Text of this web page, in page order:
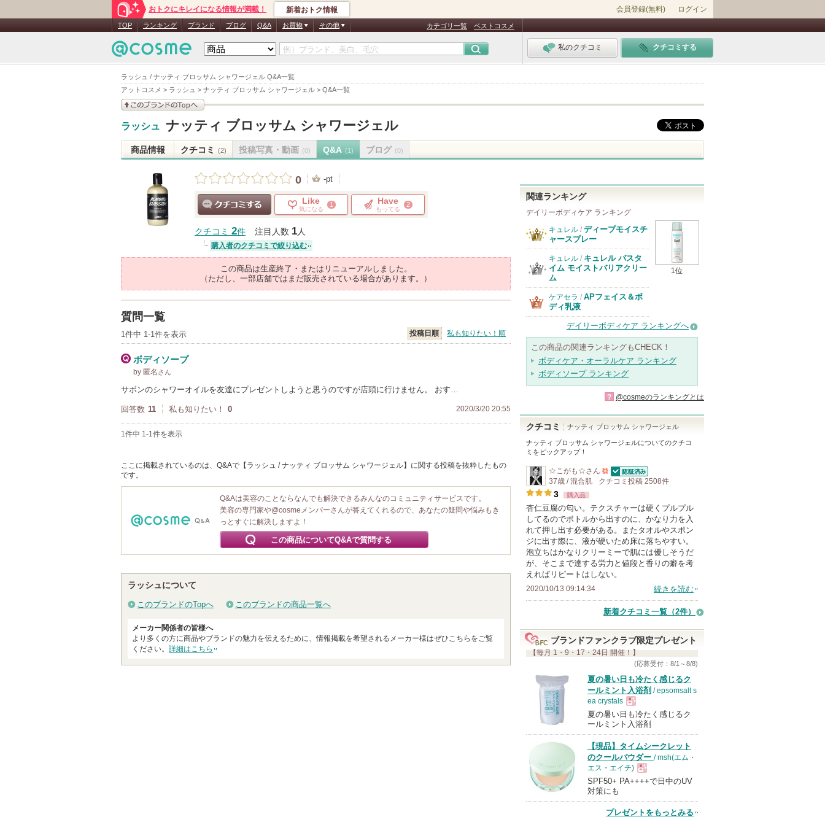
ラッシュ / ナッティ ブロッサム シャワージェル Q&A一覧
アットコスメ > ラッシュ > ナッティ ブロッサム シャワージェル > Q&A一覧
おトクにキレイになる情報が満載！ 新着おトク情報 会員登録(無料) ログイン
TOP ランキング ブランド ブログ Q&A お買物 その他 カテゴリ一覧 ベストコスメ
私のクチコミ クチコミする
このブランドの情報を
ラッシュ ナッティ ブロッサム シャワージェル
商品情報 クチコミ (2) 投稿写真・動画 (0) Q&A (1) ブログ (0)
0 -pt
Like
気になる
1 Have
もってる
2
クチコミ 2件 注目人数 1人
購入者のクチコミで絞り込む
この商品は生産終了・またはリニューアルしました。
（ただし、一部店舗ではまだ販売されている場合があります。）
質問一覧
1件中 1-1件を表示 投稿日順 私も知りたい！順
ボディソープ
by 匿名 さん
サボンのシャワーオイルを友達にプレゼントしようと思うのですが店頭に行けません。 おす…
回答数 11 私も知りたい！ 0 2020/3/20 20:55
1件中 1-1件を表示
ここに掲載されているのは、Q&Aで【ラッシュ / ナッティ ブロッサム シャワージェル】に関する投稿を抜粋したもの
です。
Q&Aは美容のことならなんでも解決できるみんなのコミュニティサービスです。
美容の専門家や@cosmeメンバーさんが答えてくれるので、あなたの疑問や悩みもき
っとすぐに解決しますよ！
この商品についてQ&Aで質問する
ラッシュについて
このブランドのTopへ このブランドの商品一覧へ
メーカー関係者の皆様へ
より多くの方に商品やブランドの魅力を伝えるために、情報掲載を希望されるメーカー様はぜひこちらをご覧
ください。 詳細はこちら
関連ランキング
デイリーボディケア ランキング
1位
キュレル / ディープモイスチ
ャースプレー
キュレル / キュレル バスタ
イム モイストバリアクリー
ム
ケアセラ / APフェイス＆ボ
ディ乳液
デイリーボディケア ランキングへ
この商品の関連ランキングもCHECK！
ボディケア・オーラルケア ランキング
ボディソープ ランキング
? @cosmeのランキングとは
クチコミ ナッティ ブロッサム シャワージェル
ナッティ ブロッサム シャワージェルについてのクチコ
ミをピックアップ！
☆こがも☆さん
500
以
上
の
メ
ン
ー
に
お
気
に
り
登
録
れ
て
ま
認証済
37歳 / 混合肌 クチコミ投稿 2508件
3 購入品
杏仁豆腐の匂い。テクスチャーは硬くプルプル
してるのでボトルから出すのに、かなり力を入
れて押し出す必要がある。またタオルやスポン
ジに出す際に、液が硬いため床に落ちやすい。
泡立ちはかなりクリーミーで肌には優しそうだ
が、そこまで達する労力と値段と香りの癖を考
えればリピートはしない。
2020/10/13 09:14:34 続きを読む
新着クチコミ一覧 （2件）
ブランドファンクラブ限定プレゼント
【毎月 1・9・17・24日 開催！】
(応募受付：8/1～8/8)
夏の暑い日も冷たく感じるク
ールミント入浴剤 / epsomsalt s
ea crystals
現
品
夏の暑い日も冷たく感じるク
ールミント入浴剤
【現品】タイムシークレット
のクールパウダー / msh(エム・
エス・エイチ)
現
品
SPF50+ PA++++で日中のUV
対策にも
プレゼントをもっとみる